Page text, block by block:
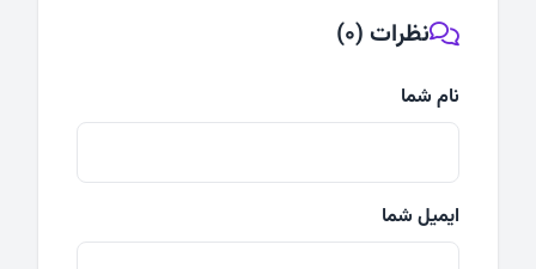
نظرات (0)
نام شما
ایمیل شما